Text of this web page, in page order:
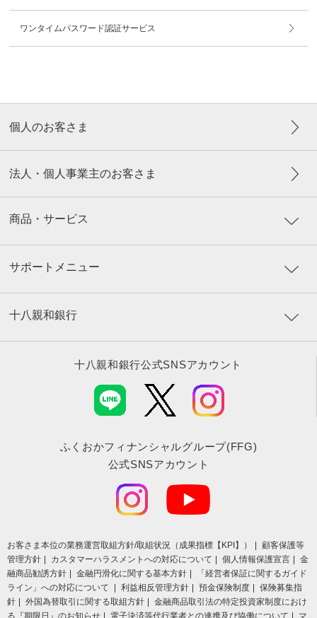
ワンタイムパスワード認証サービス
個人のお客さま
法人・個人事業主のお客さま
商品・サービス
サポートメニュー
十八親和銀行
十八親和銀行公式SNSアカウント
ふくおかフィナンシャルグループ(FFG)
公式SNSアカウント
お客さま本位の業務運営取組⽅針/取組状況（成果指標【KPI】）
顧客保護等
管理方針
カスタマーハラスメントへの対応について 個人情報保護宣言
金
融商品勧誘方針
金融円滑化に関する基本方針
「経営者保証に関するガイド
ライン」への対応について
利益相反管理方針 預金保険制度
保険募集指
針
外国為替取引に関する取組方針
金融商品取引法の特定投資家制度におけ
る『期限日』のお知らせ
電子決済等代行業者との連携及び協働について マ